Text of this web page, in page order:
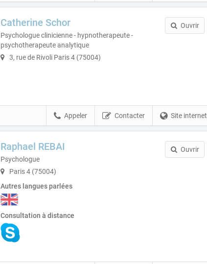
Catherine Schor
Psychologue clinicienne - hypnotherapeute -
psychotherapeute analytique
3, rue de Rivoli Paris 4 (75004)
Ouvrir
Site internet
Contacter
Appeler
Raphael REBAI
Psychologue
Paris 4 (75004)
Autres langues parlées
Consultation à distance
Ouvrir